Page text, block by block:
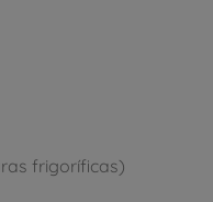
frigoríficas)